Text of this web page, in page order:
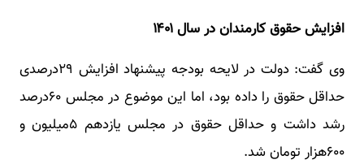
افزایش حقوق کارمندان در سال ۱۴۰۱
وی گفت: دولت در لایحه بودجه پیشنهاد افزایش ۲۹درصدی
حداقل حقوق را داده بود، اما این موضوع در مجلس ۶۰درصد
رشد داشت و حداقل حقوق در مجلس یازدهم ۵میلیون و
۶۰۰هزار تومان شد.